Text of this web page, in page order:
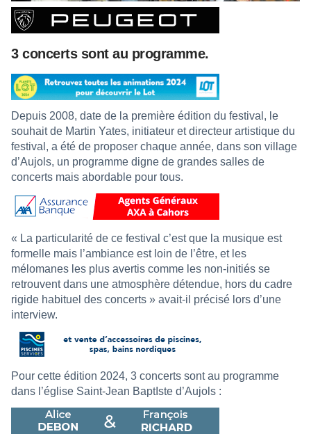
3 concerts sont au programme.
Depuis 2008, date de la première édition du festival, le
souhait de Martin Yates, initiateur et directeur artistique du
festival, a été de proposer chaque année, dans son village
d’Aujols, un programme digne de grandes salles de
concerts mais abordable pour tous.
« La particularité de ce festival c’est que la musique est
formelle mais l’ambiance est loin de l’être, et les
mélomanes les plus avertis comme les non-initiés se
retrouvent dans une atmosphère détendue, hors du cadre
rigide habituel des concerts » avait-il précisé lors d’une
interview.
Pour cette édition 2024, 3 concerts sont au programme
dans l’église Saint-Jean BaptIste d’Aujols :